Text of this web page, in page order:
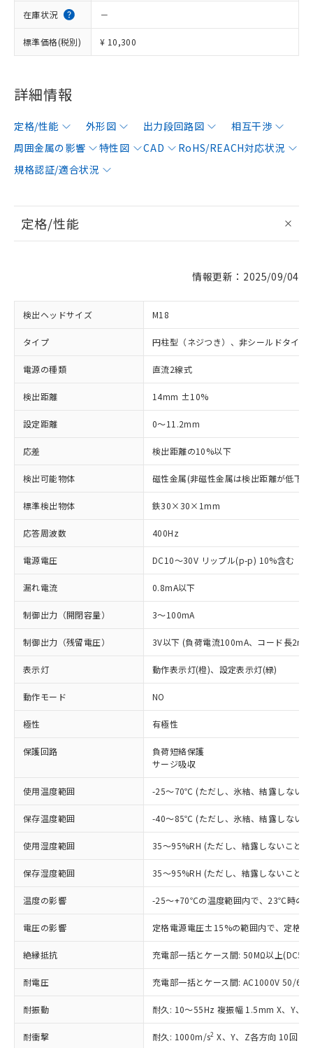
在庫状況 －
標準価格(税別) ¥ 10,300
詳細情報
定格/性能 外形図 出力段回路図
相互干渉
周囲金属の影響
特性図 CAD
RoHS/REACH対応状況
規格認証/適合状況
定格/性能
情報更新：2025/09/04
検出ヘッドサイズ M18
タイプ 円柱型（ネジつき）、非シールドタイプ
電源の種類 直流2線式
検出距離 14mm ±10%
設定距離 0～11.2mm
応差 検出距離の10%以下
検出可能物体 磁性金属(非磁性金属は検出距離が低下
標準検出物体 鉄30×30×1mm
応答周波数 400Hz
電源電圧 DC10～30V リップル(p-p) 10%含む
漏れ電流 0.8mA以下
制御出力（開閉容量） 3～100mA
制御出力（残留電圧） 3V以下 (負荷電流100mA、コード長2m
表示灯 動作表示灯(橙)、設定表示灯(緑)
動作モード NO
極性 有極性
保護回路
負荷短絡保護
サージ吸収
使用温度範囲 -25～70℃ (ただし、氷結、結露しない
保存温度範囲 -40～85℃ (ただし、氷結、結露しない
使用湿度範囲 35～95%RH (ただし、結露しないこと)
保存湿度範囲 35～95%RH (ただし、結露しないこと)
温度の影響 -25～+70℃の温度範囲内で、23℃時の
電圧の影響 定格電源電圧±15%の範囲内で、定格
絶縁抵抗 充電部一括とケース間: 50MΩ以上
耐電圧 充電部一括とケース間: AC1000V 50/
耐振動 耐久: 10～55Hz 複振幅 1.5mm X、Y、Z
耐衝撃 耐久: 1000m/s2 X、Y、Z各方向 10回
ご利用条件
以下の条件をお読みいただき、同意のうえ
ご利用ください。
本サービスは、当社制御機器事業取扱
商品の当社在庫状況および標準価格
(税抜)を提供させていただくもので
当社制御機器事業取扱商品の中には、
本サービスの対象外となる商品もある
ことをご了承ください。
在庫状況および標準価格照会結果は、
記載している更新日時点での社内デー
タに基づき作成されるものであり、閲
対応済み：EU RoHS指令（10物質）の
非含有に対応した製品が提供可能な商品で
す。
対応予定：EU RoHS指令（10物質）の非含
有に対応した製品に切り替える予定のある
対応予定なし：EU RoHS指令（10物質）の
非含有に非対応の商品で、対応品を出す予
調査・確認中：EU RoHS指令（10物質）の
非含有の対応状況を調査中または確認中の
商品です。
非該当品：ライセンス料など無形物で、有
害物質有無と関係のない商品です。
仕入先様の事情により、非含有部品として
いたものが、含有品と判明した場合などや
むを得ず変更することがあります。
鉛(Pb) 1000ppm以下、 水銀(Hg) 1000ppm以下、 カド
※1 中国RoHS○×表
「○」：最大均質材料含有率が中国RoHSの
基準値以下であることを示します。
「×」：最大均質材料含有率が中国RoHSの
基準値を超えていることを示します。
「－」：未確認です。当社販売部門へお問
*中国RoHS10物質の基準値 (GB/T26572)：
当社は、これら貴社製品のうち、外国
為替および外国貿易法に定める商品
（以下｢規制貨物等」という）を輸出
または国外への提供する場合は、日本